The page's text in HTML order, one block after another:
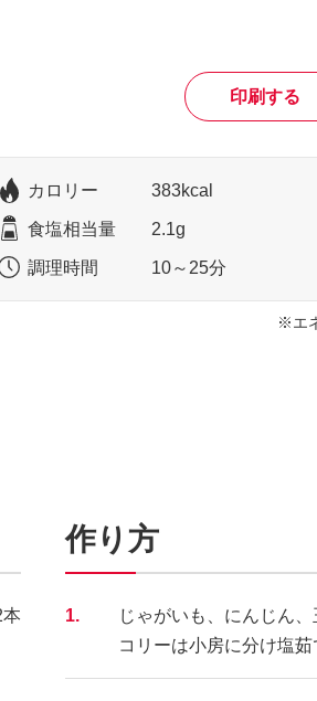
印刷する
カロリー 383kcal
食塩相当量 2.1g
調理時間 10～25分
エ
本
作り方
1.
じゃがいも、にんじん
コリーは小房に分け塩茹